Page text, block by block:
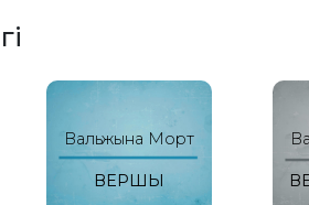
Вальжына Морт
ВЕРШЫ